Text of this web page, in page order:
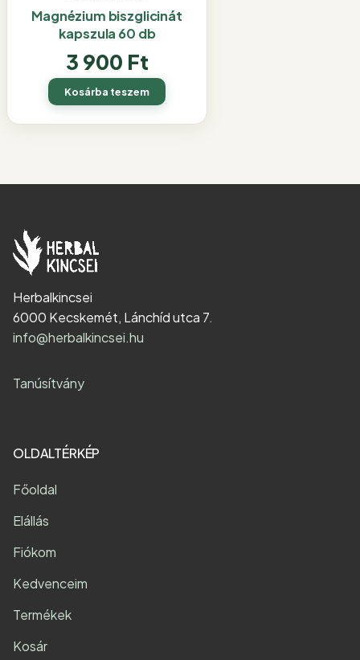
Magnézium biszglicinát
kapszula 60 db
3 900 Ft
Kosárba teszem
Herbalkincsei
6000 Kecskemét, Lánchíd utca 7.
info@herbalkincsei.hu
Tanúsítvány
OLDALTÉRKÉP
Főoldal
Elállás
Fiókom
Kedvenceim
Termékek
Kosár